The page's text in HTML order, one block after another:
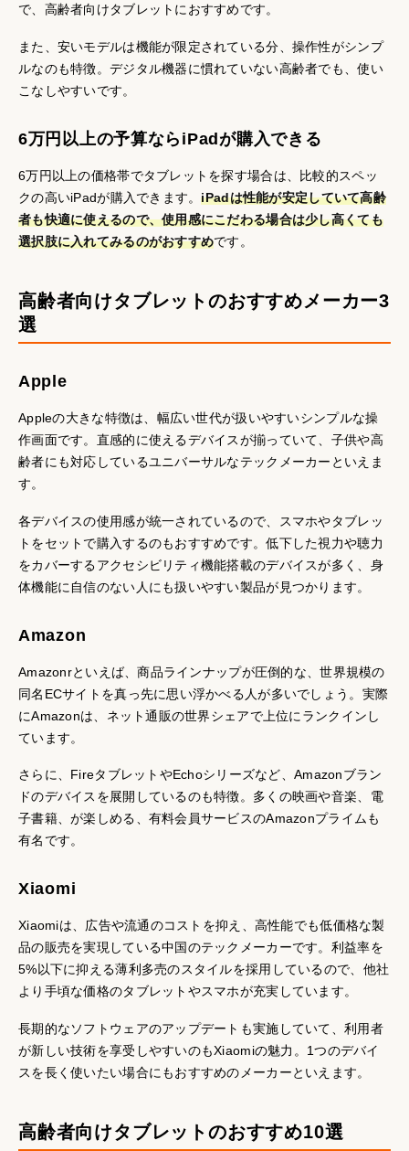
で、高齢者向けタブレットにおすすめです。
また、安いモデルは機能が限定されている分、操作性がシンプ
ルなのも特徴。デジタル機器に慣れていない高齢者でも、使い
こなしやすいです。
6万円以上の予算ならiPadが購入できる
6万円以上の価格帯でタブレットを探す場合は、比較的スペッ
クの高いiPadが購入できます。iPadは性能が安定していて高齢
者も快適に使えるので、使用感にこだわる場合は少し高くても
選択肢に入れてみるのがおすすめです。
高齢者向けタブレットのおすすめメーカー3
選
Apple
Appleの大きな特徴は、幅広い世代が扱いやすいシンプルな操
作画面です。直感的に使えるデバイスが揃っていて、子供や高
齢者にも対応しているユニバーサルなテックメーカーといえま
す。
各デバイスの使用感が統一されているので、スマホやタブレッ
トをセットで購入するのもおすすめです。低下した視力や聴力
をカバーするアクセシビリティ機能搭載のデバイスが多く、身
体機能に自信のない人にも扱いやすい製品が見つかります。
Amazon
Amazonrといえば、商品ラインナップが圧倒的な、世界規模の
同名ECサイトを真っ先に思い浮かべる人が多いでしょう。実際
にAmazonは、ネット通販の世界シェアで上位にランクインし
ています。
さらに、FireタブレットやEchoシリーズなど、Amazonブラン
ドのデバイスを展開しているのも特徴。多くの映画や音楽、電
子書籍、が楽しめる、有料会員サービスのAmazonプライムも
有名です。
Xiaomi
Xiaomiは、広告や流通のコストを抑え、高性能でも低価格な製
品の販売を実現している中国のテックメーカーです。利益率を
5%以下に抑える薄利多売のスタイルを採用しているので、他社
より手頃な価格のタブレットやスマホが充実しています。
長期的なソフトウェアのアップデートも実施していて、利用者
が新しい技術を享受しやすいのもXiaomiの魅力。1つのデバイ
スを長く使いたい場合にもおすすめのメーカーといえます。
高齢者向けタブレットのおすすめ10選